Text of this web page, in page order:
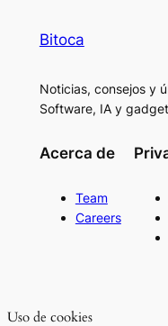
Bitoca
Noticias, consejos y
Software, IA y
Acerca de
Team
Careers
Uso de cookies